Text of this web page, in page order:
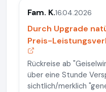
Fam. K.16.04.2026
Durch Upgrade
Preis-
Rückreise ab
über eine Stunde
sichtlich/merklich